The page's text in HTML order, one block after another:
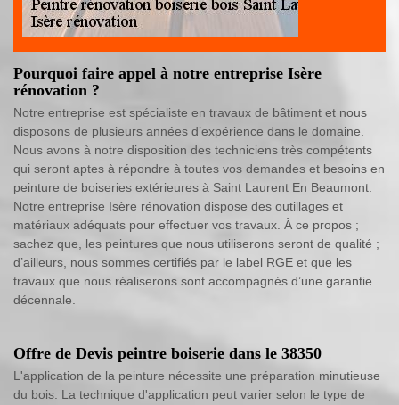
Pourquoi faire appel à notre entreprise Isère
rénovation ?
Notre entreprise est spécialiste en travaux de bâtiment et nous
disposons de plusieurs années d’expérience dans le domaine.
Nous avons à notre disposition des techniciens très compétents
qui seront aptes à répondre à toutes vos demandes et besoins en
peinture de boiseries extérieures à Saint Laurent En Beaumont.
Notre entreprise Isère rénovation dispose des outillages et
matériaux adéquats pour effectuer vos travaux. À ce propos ;
sachez que, les peintures que nous utiliserons seront de qualité ;
d’ailleurs, nous sommes certifiés par le label RGE et que les
travaux que nous réaliserons sont accompagnés d’une garantie
décennale.
Offre de Devis peintre boiserie dans le 38350
L'application de la peinture nécessite une préparation minutieuse
du bois. La technique d'application peut varier selon le type de